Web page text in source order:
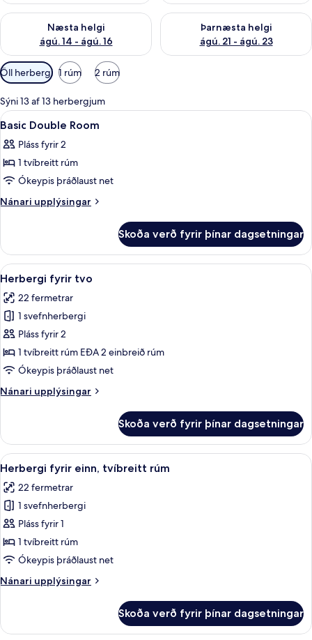
Næsta helgi
ágú. 14 - ágú. 16
Athuga framboð næstu helgi ágú. 14 - ágú. 16
Þarnæsta helgi
ágú. 21 - ágú. 23
Athuga framboð þarnæstu
Síur
í
boði
fyrir
herbergi
Öll herbergi 1 rúm 2 rúm
Sýni 13 af 13 herbergjum
Skoða
allar
myndir
fyrir
Basic
Double
Míníbar, öryggishólf í herbergi,
4
Basic Double Room
Pláss fyrir 2
1 tvíbreitt rúm
Ókeypis þráðlaust net
Nánari upplýsingar
Nánari
Double
Room
Skoða verð fyrir þínar dagsetningar
Skoða
allar
myndir
fyrir
Herbergi
fyrir
tvo
Míníbar, öryggishólf í herbergi,
6
Herbergi fyrir tvo
22 fermetrar
1 svefnherbergi
Pláss fyrir 2
1 tvíbreitt rúm EÐA 2 einbreið rúm
Ókeypis þráðlaust net
Nánari upplýsingar
Nánari
fyrir
tvo
Skoða verð fyrir þínar dagsetningar
Skoða
allar
myndir
fyrir
Herbergi
fyrir
einn,
rúm
Míníbar, öryggishólf í herbergi,
6
Herbergi fyrir einn, tvíbreitt rúm
22 fermetrar
1 svefnherbergi
Pláss fyrir 1
1 tvíbreitt rúm
Ókeypis þráðlaust net
Nánari upplýsingar
Nánari
fyrir
Skoða verð fyrir þínar dagsetningar